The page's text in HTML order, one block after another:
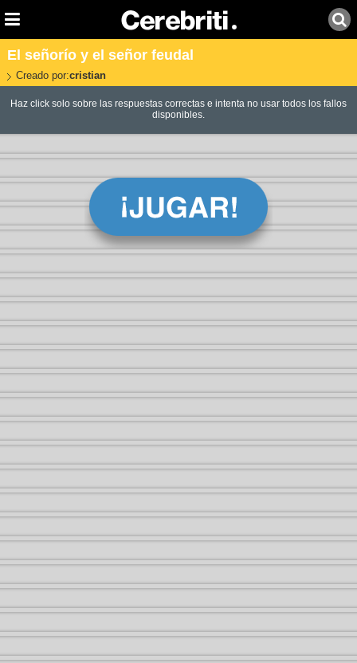
El señorío y el señor feudal
Creado por:cristian
Haz click solo sobre las respuestas correctas e intenta no usar todos los fallos
disponibles.